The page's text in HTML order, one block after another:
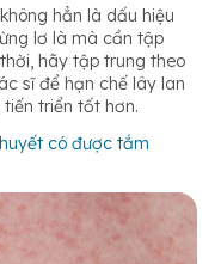
hẳn là dấu hiệu
lơ là mà cần tập
hãy tập trung theo
sĩ để hạn chế lây lan
triển tốt hơn.
có được tắm